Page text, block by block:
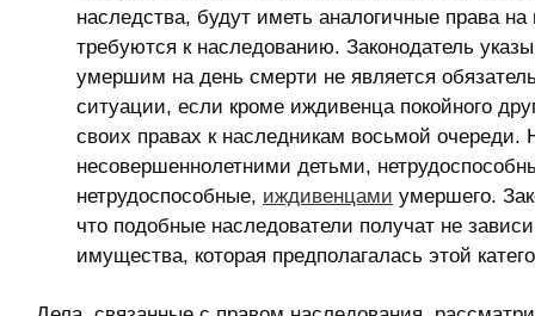
наследства, будут иметь аналогичные права
требуются к наследованию. Законодатель
умершим на день смерти не является
ситуации, если кроме иждивенца покойного
своих правах к наследникам восьмой очереди.
несовершеннолетними детьми,
нетрудоспособные, иждивенцами умершего.
что подобные наследователи получат не
имущества, которая предполагалась этой